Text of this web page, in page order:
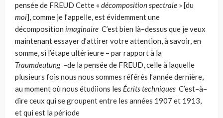
pensée de FREUD Cette « décomposition spectrale » [du
moi], comme je l’appelle, est évidemment une
décomposition imaginaire C’est bien là–dessus que je veux
maintenant essayer d’attirer votre attention, à savoir, en
somme, si l’étape ultérieure – par rapport à la
Traumdeutung –de la pensée de FREUD, celle à laquelle
plusieurs fois nous nous sommes référés l’année dernière,
au moment où nous étudiions les Écrits techniques C’est–à–
dire ceux qui se groupent entre les années 1907 et 1913,
et qui est la période